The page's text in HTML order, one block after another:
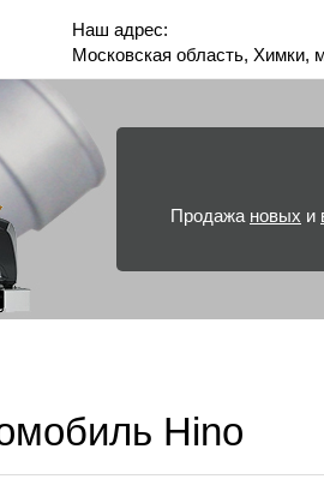
Наш адрес:
Московская область, Химки,
Продажа новых и
Hino